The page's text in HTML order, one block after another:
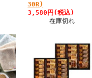
30R)
3,580円 (税込)
在庫切れ